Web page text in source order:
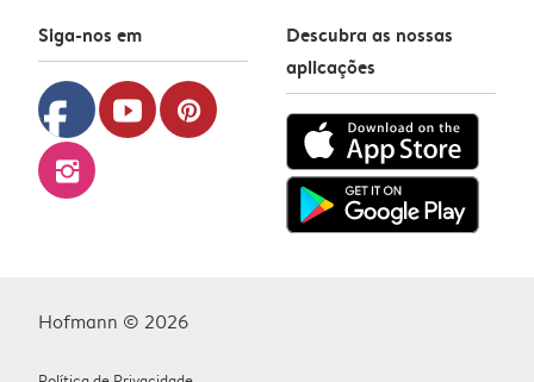
Siga-nos em
facebook youtube pinterest
instagram
Descubra as nossas
aplicações
Hofmann © 2026